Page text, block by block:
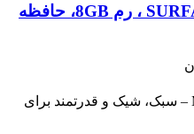
لپ تاپ استوک SURFACE PRO 5 ، رم 8GB، حافظه
48,900,000 تومان
💻 لپ تاپ Microsoft Surface Pro 5 – سبک، شیک و قدرتمند برای